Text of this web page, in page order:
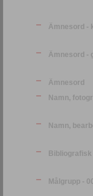
Ämnesord -
Ämnesord -
Ämnesord
Namn,
Namn,
Bibliografisk
Målgrupp -